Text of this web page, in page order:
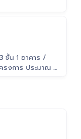
ชั้น 1 อาคาร /
รงการ ประมาณ 2